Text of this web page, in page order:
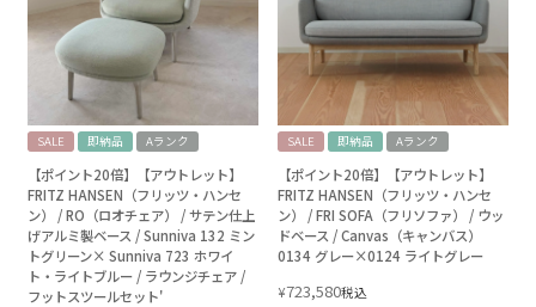
SALE 即納品 Aランク
【ポイント20倍】【アウトレット】
FRITZ HANSEN（フリッツ・ハンセ
ン） / RO（ロオチェア） / サテン仕上
げアルミ製ベース / Sunniva 132 ミン
トグリーン× Sunniva 723 ホワイ
ト・ライトブルー / ラウンジチェア /
フットスツールセット'
SALE 即納品 Aランク
【ポイント20倍】【アウトレット】
FRITZ HANSEN（フリッツ・ハンセ
ン） / FRI SOFA（フリソファ） / ウッ
ドベース / Canvas（キャンバス）
0134 グレー×0124 ライトグレー
¥723,580税込